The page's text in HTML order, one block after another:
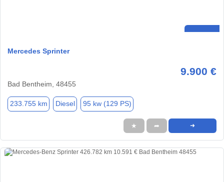
Mercedes Sprinter
9.900 €
Bad Bentheim, 48455
233.755 km Diesel 95 kw (129 PS)
★ ➦ ➜